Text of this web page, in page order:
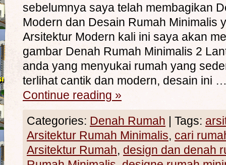
sebelumnya saya telah membagikan
Modern dan Desain Rumah Minimalis
Arsitektur Modern kali ini saya akan
gambar Denah Rumah Minimalis 2
anda yang menyukai rumah yang
terlihat cantik dan modern, desain ini
Continue reading »
Categories: Denah Rumah | Tags:
Arsitektur Rumah Minimalis, cari
Arsitektur Rumah, design dan denah